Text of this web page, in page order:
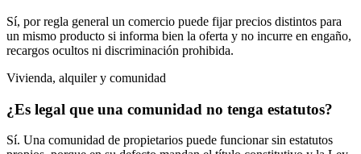
Sí, por regla general un comercio puede fijar precios distintos para
un mismo producto si informa bien la oferta y no incurre en engaño,
recargos ocultos ni discriminación prohibida.
Vivienda, alquiler y comunidad
¿Es legal que una comunidad no tenga estatutos?
Sí. Una comunidad de propietarios puede funcionar sin estatutos